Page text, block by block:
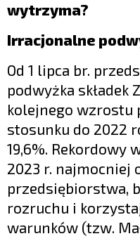
wytrzyma?
Irracjonalne
Od 1 lipca br.
podwyżka składek
kolejnego wzrostu
stosunku do 2022
19,6%. Rekordowy
2023 r. najmocniej
przedsiębiorstwa,
rozruchu i
warunków (tzw.